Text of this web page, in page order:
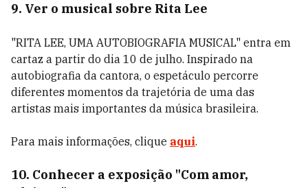
9. Ver o musical sobre Rita Lee
"RITA LEE, UMA AUTOBIOGRAFIA MUSICAL" entra em
cartaz a partir do dia 10 de julho. Inspirado na
autobiografia da cantora, o espetáculo percorre
diferentes momentos da trajetória de uma das
artistas mais importantes da música brasileira.
Para mais informações, clique aqui.
10. Conhecer a exposição "Com amor,